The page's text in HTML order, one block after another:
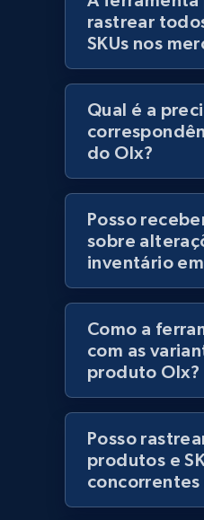
Lazada - Products
URL, Title, Rating,
991+ 165+
Lazada - Products -
keyword
URL, Title, Rating,
price, Currency, Stock,
Lazada - Products -
rastrear
SKUs nos
Qual é a
do Olx?
Posso
sobre
inventário
Como a
com as
produto Olx?
Posso
produtos e
concorrentes